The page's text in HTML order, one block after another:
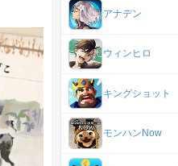
アナデン
ウィンヒロ
キングショット
モンハンNow